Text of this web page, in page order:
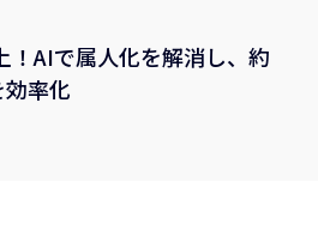
！AIで属人化を解消し、約
率化